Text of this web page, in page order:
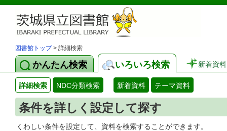
図書館トップ> 詳細検索
かんたん検索 いろいろ検索 新着資料
詳細検索 NDC分類検索 新着資料 テーマ資料
条件を詳しく設定して探す
くわしい条件を設定して、資料を検索することができます。